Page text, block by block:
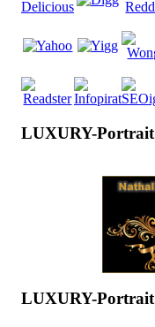
LUXURY-Portrait
LUXURY-Portrait